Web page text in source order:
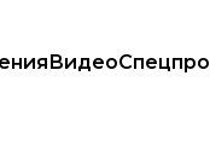
Видео